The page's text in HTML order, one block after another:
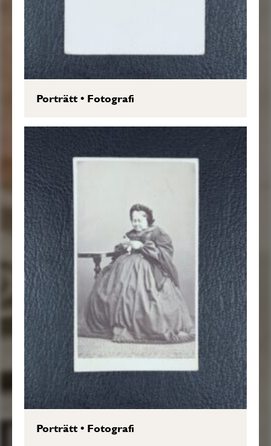
Porträtt• Fotografi
Porträtt• Fotografi